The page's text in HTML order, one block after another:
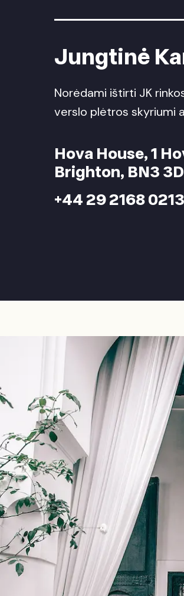
Jungtinė
Norėdami ištirti JK
verslo plėtros skyriumi
Hova House, 1
Brighton, BN3
+44 29 2168 0213